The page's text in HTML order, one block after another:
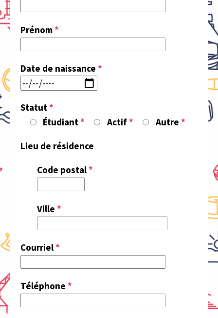
Prénom *
Date de naissance *
Statut *
Étudiant
Actif Autre
Lieu de résidence
Code postal *
Ville *
Courriel *
Téléphone *